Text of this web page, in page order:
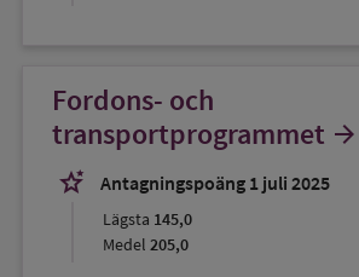
Fordons- och
transportprogrammet arrow_forward
stars_2
Antagningspoäng 1 juli 2025
Lägsta 145,0
Medel 205,0